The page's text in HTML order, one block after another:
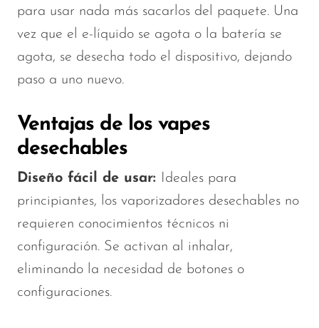
para usar nada más sacarlos del paquete. Una
vez que el e-líquido se agota o la batería se
agota, se desecha todo el dispositivo, dejando
paso a uno nuevo.
Ventajas de los vapes
desechables
Diseño fácil de usar:
Ideales para
principiantes, los vaporizadores desechables no
requieren conocimientos técnicos ni
configuración. Se activan al inhalar,
eliminando la necesidad de botones o
configuraciones.